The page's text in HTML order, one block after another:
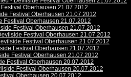
Oberhausen 21.07.2012
Festival Oberhausen 21.07.2012
Festival Oberhausen 21.07.2012
Festival Oberhausen 21.07.2012
Festival Oberhausen 21.07.2012
Festival Oberhausen 21.07.2012
Festival Oberhausen 21.07.2012
Festival Oberhausen 21.07.2012
Festival Oberhausen 20.07.2012
Festival Oberhausen 20.07.2012